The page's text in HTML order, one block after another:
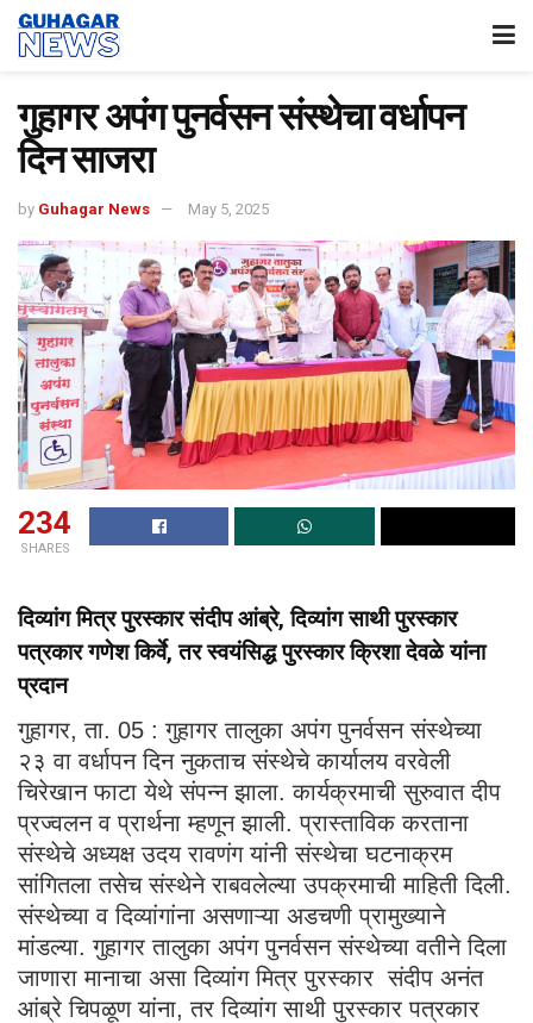
गुहागर अपंग पुनर्वसन संस्थेचा वर्धापन
दिन साजरा
by Guhagar News May 5, 2025
234
SHARES
दिव्यांग मित्र पुरस्कार संदीप आंब्रे, दिव्यांग साथी पुरस्कार
पत्रकार गणेश किर्वे, तर स्वयंसिद्ध पुरस्कार क्रिशा देवळे यांना
प्रदान
गुहागर, ता. 05 : गुहागर तालुका अपंग पुनर्वसन संस्थेच्या
२३ वा वर्धापन दिन नुकताच संस्थेचे कार्यालय वरवेली
चिरेखान फाटा येथे संपन्न झाला. कार्यक्रमाची सुरुवात दीप
प्रज्वलन व प्रार्थना म्हणून झाली. प्रास्ताविक करताना
संस्थेचे अध्यक्ष उदय रावणंग यांनी संस्थेचा घटनाक्रम
सांगितला तसेच संस्थेने राबवलेल्या उपक्रमाची माहिती दिली.
संस्थेच्या व दिव्यांगांना असणाऱ्या अडचणी प्रामुख्याने
मांडल्या. गुहागर तालुका अपंग पुनर्वसन संस्थेच्या वतीने दिला
जाणारा मानाचा असा दिव्यांग मित्र पुरस्कार संदीप अनंत
आंब्रे चिपळूण यांना, तर दिव्यांग साथी पुरस्कार पत्रकार